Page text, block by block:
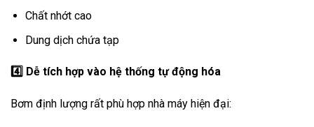
Chất nhớt cao
Dung dịch chứa tạp
4️ Dễ tích hợp vào hệ thống tự động hóa
Bơm định lượng rất phù hợp nhà máy hiện đại: